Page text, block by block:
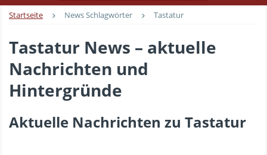
Startseite News Schlagwörter Tastatur
Tastatur News – aktuelle
Nachrichten und
Hintergründe
Aktuelle Nachrichten zu Tastatur